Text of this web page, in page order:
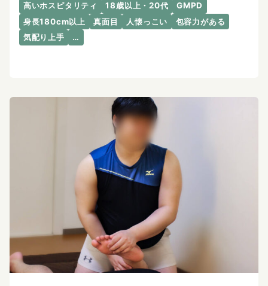
高いホスピタリティ 18歳以上・20代
GMPD
身長180cm以上
真面目 人懐っこい
包容力がある
気配り上手
…